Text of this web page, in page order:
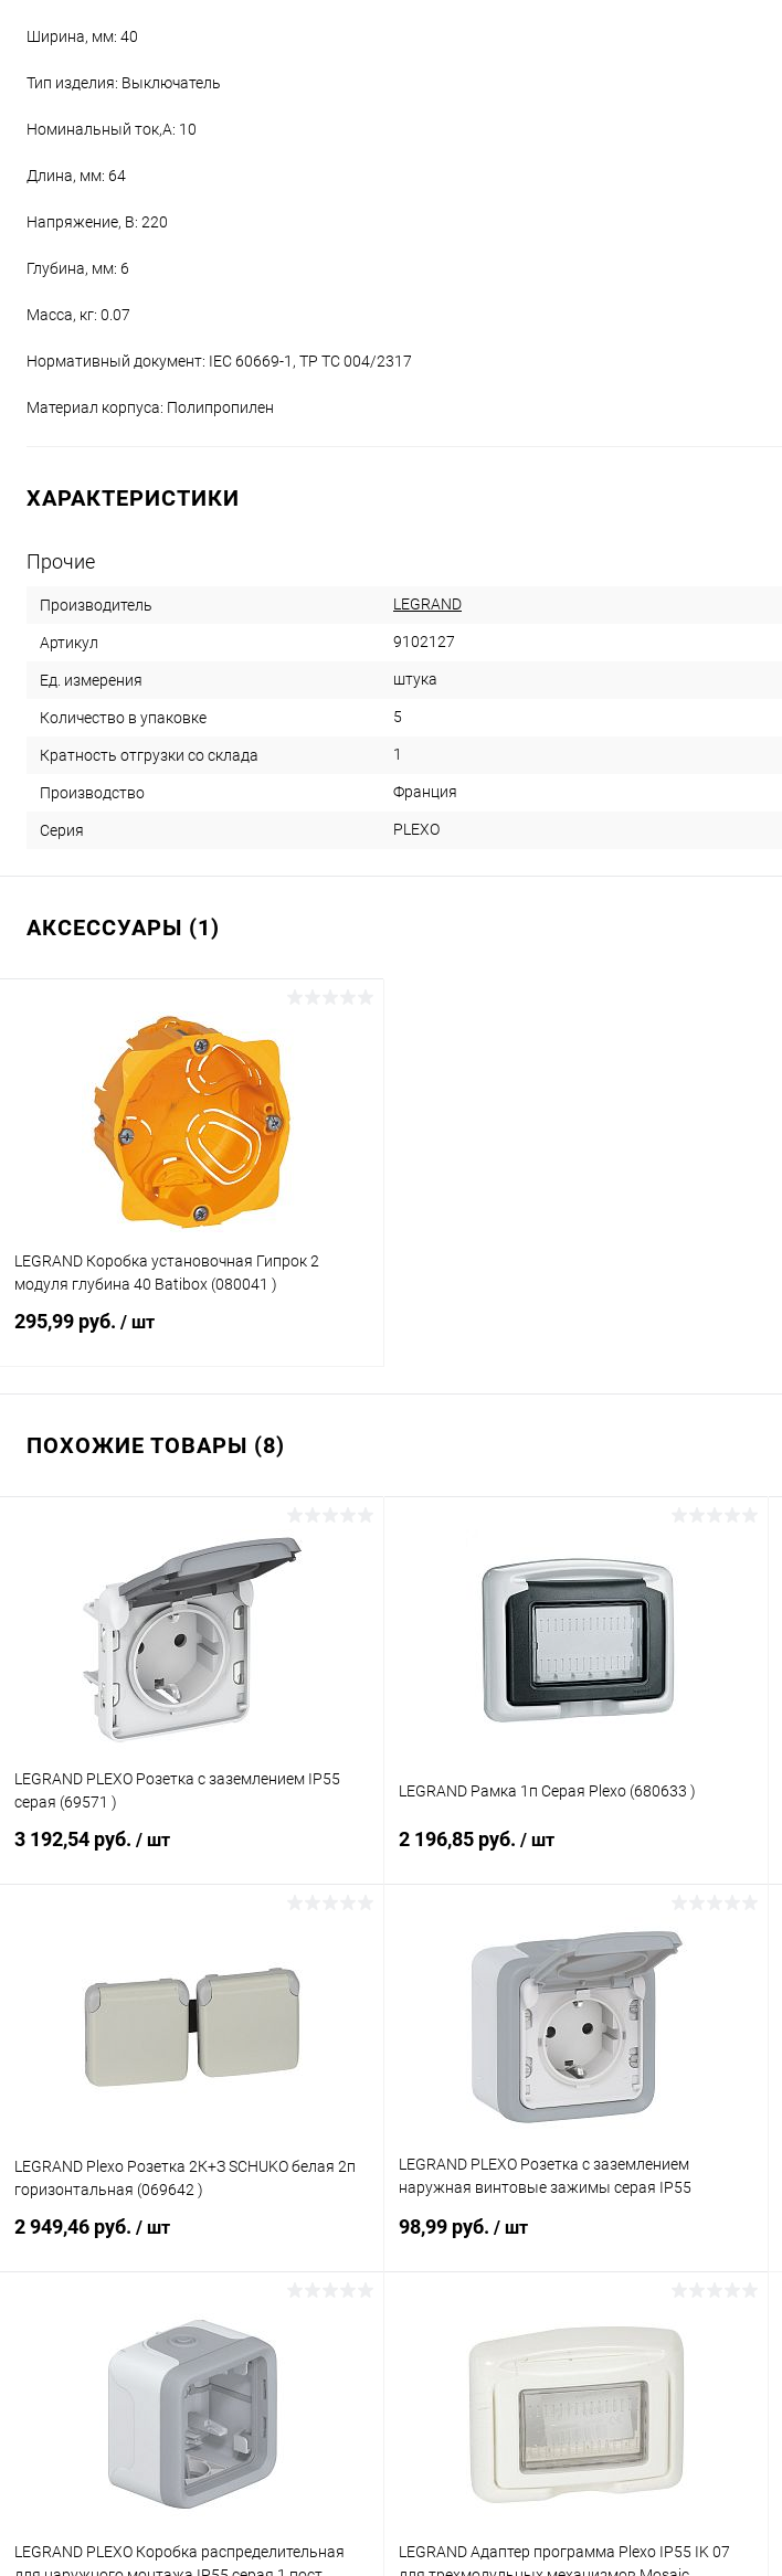
Ширина, мм: 40
Тип изделия: Выключатель
Номинальный ток,А: 10
Длина, мм: 64
Напряжение, В: 220
Глубина, мм: 6
Масса, кг: 0.07
Нормативный документ: IEC 60669-1, ТР ТС 004/2317
Материал корпуса: Полипропилен
ХАРАКТЕРИСТИКИ
Прочие
Производитель LEGRAND
Артикул 9102127
Ед. измерения штука
Количество в упаковке 5
Кратность отгрузки со склада 1
Производство Франция
Серия PLEXO
АКСЕССУАРЫ (1)
LEGRAND Коробка установочная Гипрок 2
модуля глубина 40 Batibox (080041 )
295,99 руб. / шт
ПОХОЖИЕ ТОВАРЫ (8)
LEGRAND PLEXO Розетка с заземлением IP55
серая (69571 )
3 192,54 руб. / шт
Купить в 1 клик К сравнению
LEGRAND Рамка 1п Серая Plexo (680633 )
2 196,85 руб. / шт
В корзину
Купить в 1 клик К сравнению
В наличии
LEGRAND Plexo Розетка 2К+З SCHUKO белая 2п
горизонтальная (069642 )
2 949,46 руб. / шт
В корзину
К сравнению
LEGRAND PLEXO Розетка с заземлением
наружная винтовые зажимы серая IP55
98,99 руб. / шт
К сравнению
В избранное В наличии
LEGRAND PLEXO Коробка распределительная
LEGRAND Адаптер программа Plexo IP55 IK 07